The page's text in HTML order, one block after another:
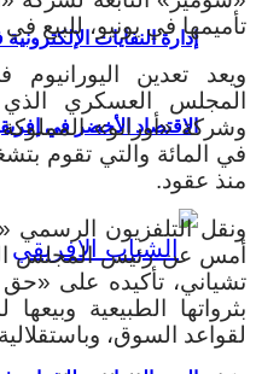
إدارة النفايات
الاقتصاد الأخضر في
تأميمها في يونيو، للبيع
ويعد تعدين
في المائة والتي تقوم
منذ عقود.
ونقل التلفزيون
أمس عن رئيس المجلس
تشياني، تأكيده على
بثرواتها الطبيعية
لقواعد السوق،